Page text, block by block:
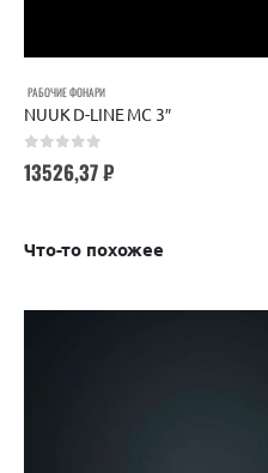
РАБОЧИЕ ФОНАРИ
NUUK D-LINE MC 3″
13526,37₽
Что-то похожее